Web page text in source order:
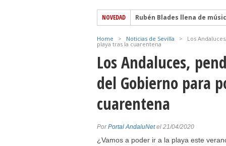
NOVEDAD
Rubén Blades llena de
Festival del Patio +
Sting 3.0 – Icónica Sevilla
The Prodigy – Icónica
Home > Noticias de Sevilla > Los
playa tras la cuarentena
Los Andaluces,
del Gobierno para
cuarentena
PorPortal AndaluNetel 21/04/2020
¿Vamos a poder ir a la playa este